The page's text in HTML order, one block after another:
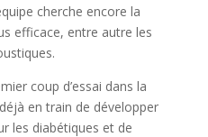
cherche encore la
efficace, entre autre les
coup d’essai dans la
en train de développer
les diabétiques et de